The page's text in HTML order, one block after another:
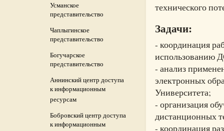
Усманское
представительство
Чаплыгинское
представительство
Богучарское
представительство
Аннинский центр доступа
к информационным
ресурсам
Бобровский центр доступа
к информационным
технического
Задачи:
- координация
использованию
- анализ
электронных
Университета;
- организация
дистанционных
- координация